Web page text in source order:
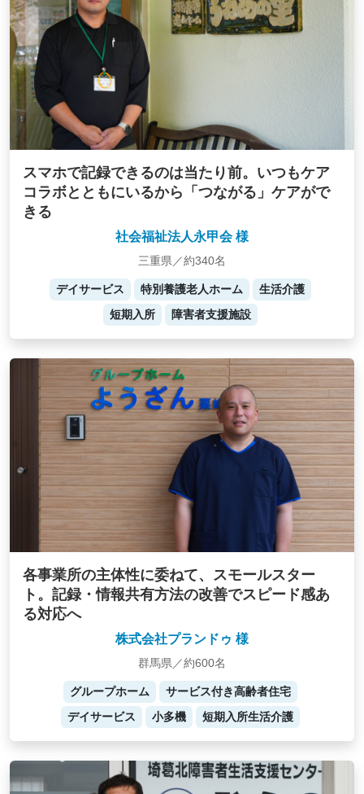
スマホで記録できるのは当たり前。いつもケア
コラボとともにいるから「つながる」ケアがで
きる
社会福祉法人永甲会 様
三重県／約340名
デイサービス 特別養護老人ホーム
生活介護
短期入所
障害者支援施設
各事業所の主体性に委ねて、スモールスター
ト。記録・情報共有方法の改善でスピード感あ
る対応へ
株式会社プランドゥ 様
群馬県／約600名
グループホーム
サービス付き高齢者住宅
デイサービス
小多機 短期入所生活介護